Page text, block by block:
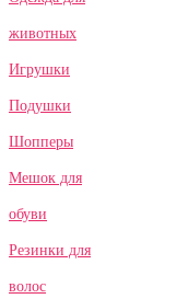
животных
Игрушки
Подушки
Шопперы
Мешок для
обуви
Резинки для
волос